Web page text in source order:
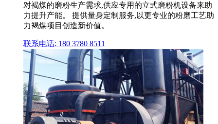
对褐煤的磨粉生产需求,供应专用的立式磨粉机设备来助
力提升产能。 提供量身定制服务,以更专业的粉磨工艺助
力褐煤项目创造新价值。
联系电话: 180 3780 8511